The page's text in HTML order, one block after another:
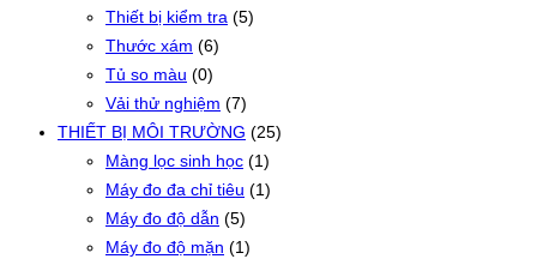
Thiết bị kiểm tra (5)
Thước xám (6)
Tủ so màu (0)
Vải thử nghiệm (7)
THIẾT BỊ MÔI TRƯỜNG (25)
Màng lọc sinh học (1)
Máy đo đa chỉ tiêu (1)
Máy đo độ dẫn (5)
Máy đo độ mặn (1)